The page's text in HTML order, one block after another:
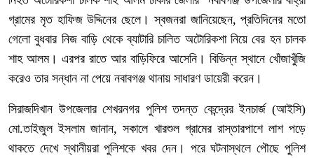
গ্রামের মৃত হাফিজ উদ্দিনের ছেলে। স্বজনরা জানিয়েছেন,প্রতিদিনের মতো
গেলো বুধবার নিজ বাড়ি থেকে ব্যাটারি চালিত অটোরিকশা নিয়ে বের হন চালক
শাহ আলম। এরপর রাতে আর বাড়িফিরে আসেনি। বিভিন্ন স্থানে খোঁজাখুঁজি
করেও তার সন্ধান না পেয়ে নবাবগঞ্জ থানায় সাধারণ ডায়েরী করেন।
সিরাজদিখান উপজেলার শেখরনগর পুলিশ তদন্ত কেন্দ্রের ইনচার্জ (আইসি)
মো.তাইজুল ইসলাম জানান,সকালে খারশুল গ্রামের রাস্তারপাশে লাশ পড়ে
থাকতে দেখে স্থানীয়রা পুলিশকে খবর দেন। পরে ঘটনাস্থলে পৌছে পুলিশ